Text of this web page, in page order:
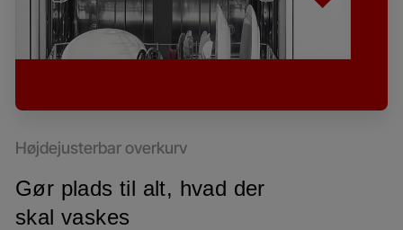
Højdejusterbar overkurv
Gør plads til alt, hvad der
skal vaskes